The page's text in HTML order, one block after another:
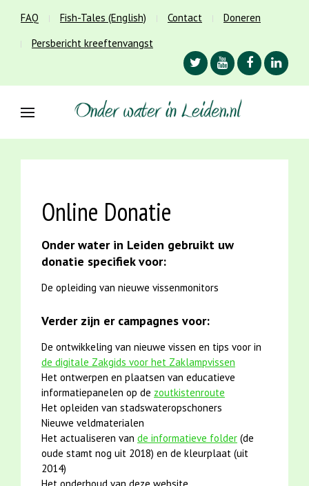
FAQ Fish-Tales (English) Contact
Doneren
Persbericht kreeftenvangst
Online Donatie
Onder water in Leiden gebruikt uw
donatie specifiek voor:
De opleiding van nieuwe vissenmonitors
Verder zijn er campagnes voor:
De ontwikkeling van nieuwe vissen en tips voor in
de digitale Zakgids voor het Zaklampvissen
Het ontwerpen en plaatsen van educatieve
informatiepanelen op de zoutkistenroute
Het opleiden van stadswateropschoners
Nieuwe veldmaterialen
Het actualiseren van de informatieve folder (de
oude stamt nog uit 2018) en de kleurplaat (uit
2014)